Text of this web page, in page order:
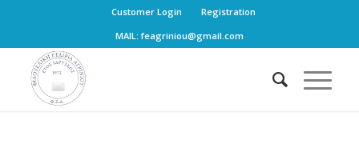
Customer Login
Registration
MAIL: feagriniou@gmail.com